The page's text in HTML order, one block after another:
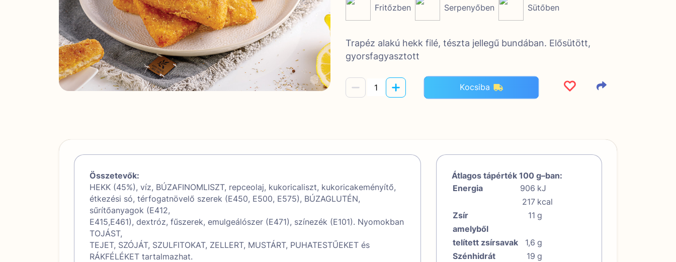
Fritőzben Serpenyőben Sütőben
Trapéz alakú hekk filé, tészta jellegű bundában. Elősütött,
gyorsfagyasztott
Kocsiba
Összetevők:
HEKK (45%), víz, BÚZAFINOMLISZT, repceolaj, kukoricaliszt, kukoricakeményítő,
étkezési só, térfogatnövelő szerek (E450, E500, E575), BÚZAGLUTÉN,
sűrítőanyagok (E412,
E415,E461), dextróz, fűszerek, emulgeálószer (E471), színezék (E101). Nyomokban
TOJÁST,
TEJET, SZÓJÁT, SZULFITOKAT, ZELLERT, MUSTÁRT, PUHATESTŰEKET és
RÁKFÉLÉKET tartalmazhat.
Átlagos tápérték 100 g–ban:
Energia
906 kJ
217 kcal
Zsír
11 g
amelyből
telített zsírsavak
1,6 g
Szénhidrát
19 g